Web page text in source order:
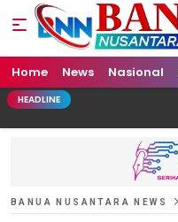
Banua Nusantara News
Home News Nasional
HEADLINE
BANUA NUSANTARA NEWS